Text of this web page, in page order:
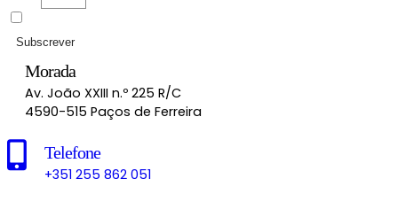
Subscrever
Morada
Av. João XXIII n.º 225 R/C
4590-515 Paços de Ferreira
Telefone
+351 255 862 051